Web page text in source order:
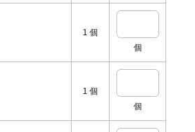
1 個
個
1 個
個